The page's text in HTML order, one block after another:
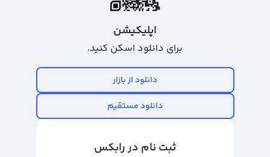
اپلیکیشن
برای دانلود اسکن کنید.
دانلود از بازار
دانلود مستقیم
ثبت نام در رابکس